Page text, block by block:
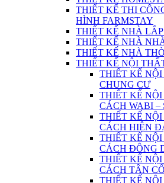
THIẾT KẾ THI
HÌNH FARMSTAY
THIẾT KẾ NHÀ LẮP
THIẾT KẾ NHÀ
THIẾT KẾ NHÀ
THIẾT KẾ NỘI
THIẾT KẾ
CHUNG CƯ
THIẾT KẾ
CÁCH WABI –
THIẾT KẾ
CÁCH HIỆN
THIẾT KẾ
CÁCH ĐÔNG
THIẾT KẾ
CÁCH TÂN
THIẾT KẾ